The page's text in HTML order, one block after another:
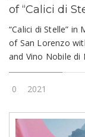
of “Calici di
“Calici di Stelle”
of San Lorenzo
and Vino Nobile
0 2021